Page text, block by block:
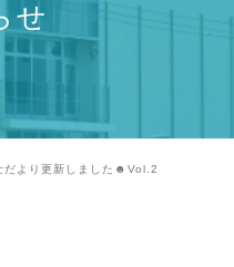
せ
だより更新しました☻Vol.2